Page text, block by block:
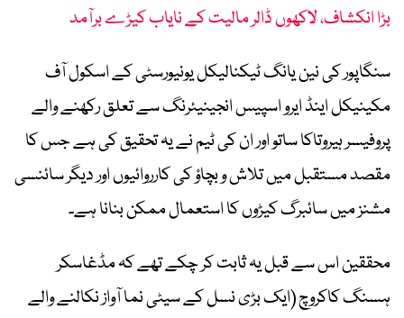
بڑا انکشاف، لاکھوں ڈالر مالیت کے نایاب کیڑے برآمد
سنگاپور کی نین یانگ ٹیکنالیکل یونیورسٹی کے اسکول آف
مکینیکل اینڈ ایرو اسپیس انجینیئرنگ سے تعلق رکھنے والے
پروفیسر ہیروتاکا ساتو اور ان کی ٹیم نے یہ تحقیق کی ہے جس کا
مقصد مستقبل میں تلاش و بچاؤ کی کارروائیوں اور دیگر سائنسی
مشنز میں سائبرگ کیڑوں کا استعمال ممکن بنانا ہے۔
محققین اس سے قبل یہ ثابت کر چکے تھے کہ مڈغاسکر
ہسنگ کاکروچ (ایک بڑی نسل کے سیٹی نما آواز نکالنے والے